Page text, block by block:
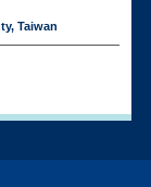
Taiwan